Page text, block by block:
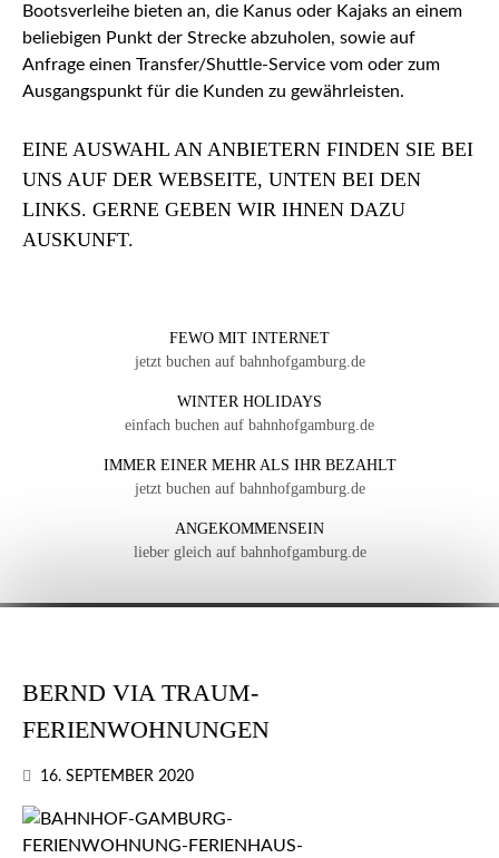
Bootsverleihe bieten an, die Kanus oder Kajaks an einem
beliebigen Punkt der Strecke abzuholen, sowie auf
Anfrage einen Transfer/Shuttle-Service vom oder zum
Ausgangspunkt für die Kunden zu gewährleisten.
EINE AUSWAHL AN ANBIETERN FINDEN SIE BEI
UNS AUF DER WEBSEITE, UNTEN BEI DEN
LINKS. GERNE GEBEN WIR IHNEN DAZU
AUSKUNFT.
FEWO MIT INTERNET
jetzt buchen auf bahnhofgamburg.de
WINTER HOLIDAYS
einfach buchen auf bahnhofgamburg.de
IMMER EINER MEHR ALS IHR BEZAHLT
jetzt buchen auf bahnhofgamburg.de
ANGEKOMMENSEIN
lieber gleich auf bahnhofgamburg.de
BERND VIA TRAUM-
FERIENWOHNUNGEN
16. SEPTEMBER 2020